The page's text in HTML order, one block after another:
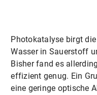
Photokatalyse birgt
Wasser in Sauerstoff
Bisher fand es
effizient genug. Ein
eine geringe optische